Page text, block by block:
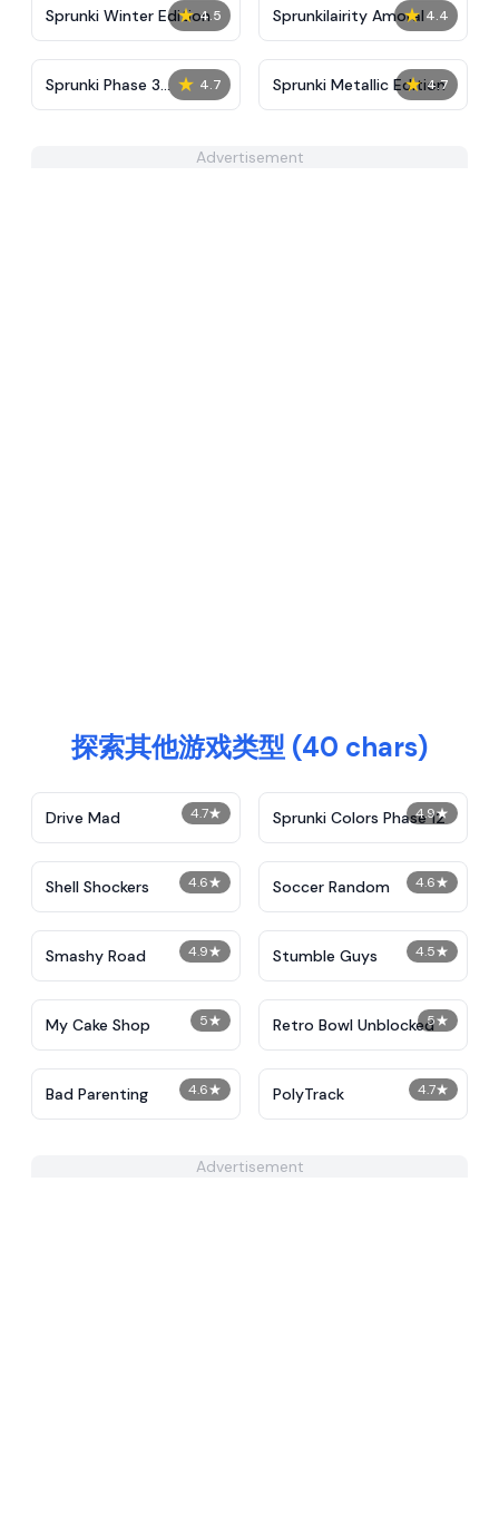
★ 4.5
Sprunki Winter Edition ★ 4.4
Sprunkilairity Amoral
★ 4.7
Sprunki Phase 3
Octatheredrawer
★ 4.7
Sprunki Metallic Edition
Advertisement
探索其他游戏类型 (40 chars)
4.7★
Drive Mad 4.9★
Sprunki Colors Phase 12
4.6★
Shell Shockers 4.6★
Soccer Random
4.9★
Smashy Road 4.5★
Stumble Guys
5★
My Cake Shop 5★
Retro Bowl Unblocked
4.6★
Bad Parenting 4.7★
PolyTrack
Advertisement